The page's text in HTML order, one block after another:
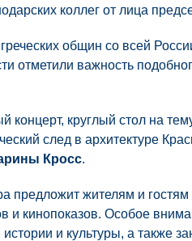
коллег от лица
общин со всей
отметили важность
концерт, круглый стол на
след в архитектуре
Кросс.
предложит жителям и
и кинопоказов. Особое
и культуры, а также